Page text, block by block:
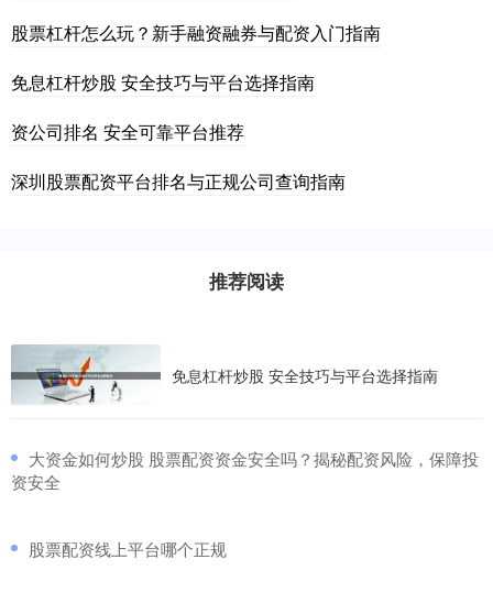
股票杠杆怎么玩？新手融资融券与配资入门指南
免息杠杆炒股 安全技巧与平台选择指南
资公司排名 安全可靠平台推荐
深圳股票配资平台排名与正规公司查询指南
推荐阅读
免息杠杆炒股 安全技巧与平台选择指南
​大资金如何炒股 股票配资资金安全吗？揭秘配资风险，保障投
资安全
​股票配资线上平台哪个正规